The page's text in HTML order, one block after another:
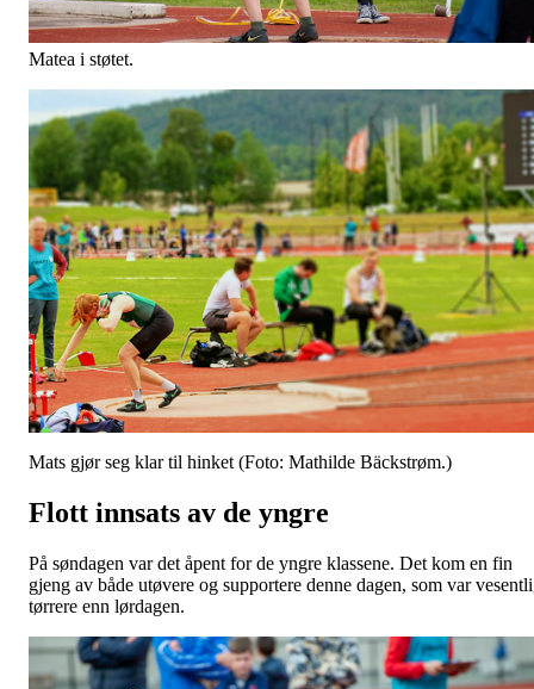
Matea i støtet.
Mats gjør seg klar til hinket (Foto: Mathilde Bäckstrøm.)
Flott innsats av de yngre
På søndagen var det åpent for de yngre klassene. Det kom en fin
gjeng av både utøvere og supportere denne dagen, som var
tørrere enn lørdagen.